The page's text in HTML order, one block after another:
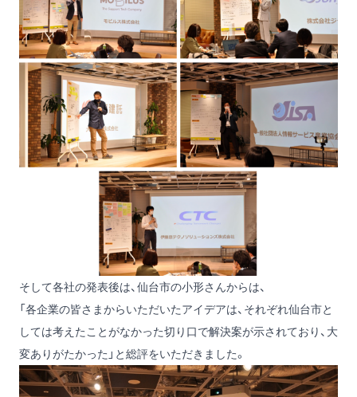
そして各社の発表後は、仙台市の小形さんからは、
「各企業の皆さまからいただいたアイデアは、それぞれ仙台市と
しては考えたことがなかった切り口で解決案が示されており、大
変ありがたかった」と総評をいただきました。